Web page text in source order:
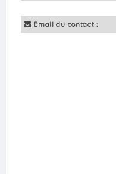
Email du contact :